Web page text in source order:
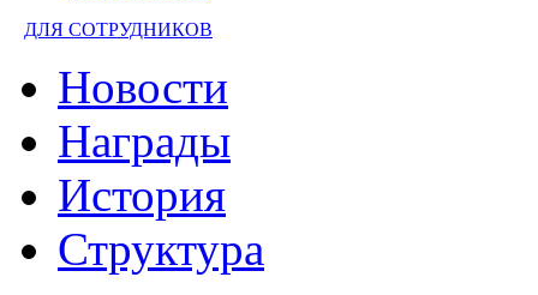
ДЛЯ СОТРУДНИКОВ
Новости
Награды
История
Структура